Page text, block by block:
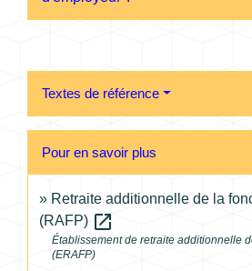
Textes de référence
Pour en savoir plus
Retraite additionnelle de la
(RAFP) open_in_new
Établissement de retraite additionnelle
(ERAFP)